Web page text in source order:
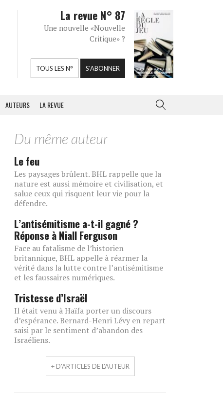
La revue N° 87
Une nouvelle «Nouvelle
Critique» ?
TOUS LES N° S'ABONNER
AUTEURS LA REVUE
Du même auteur
Le feu
Les paysages brûlent. BHL rappelle que la
nature est aussi mémoire et civilisation, et
salue ceux qui risquent leur vie pour la
défendre.
L’antisémitisme a-t-il gagné ?
Réponse à Niall Ferguson
Face au fatalisme de l’historien
britannique, BHL appelle à réarmer la
vérité dans la lutte contre l’antisémitisme
et les faussaires numériques.
Tristesse d’Israël
Il était venu à Haïfa porter un discours
d’espérance. Bernard-Henri Lévy en repart
saisi par le sentiment d’abandon des
Israéliens.
+ D'ARTICLES DE L'AUTEUR